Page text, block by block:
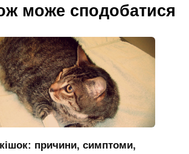
може сподобатися
причини, симптоми,